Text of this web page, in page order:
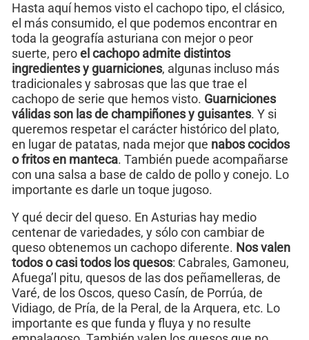
Hasta aquí hemos visto el cachopo tipo, el clásico,
el más consumido, el que podemos encontrar en
toda la geografía asturiana con mejor o peor
suerte, peroel cachopo admite distintos
ingredientes y guarniciones, algunas incluso más
tradicionales y sabrosas que las que trae el
cachopo de serie que hemos visto. Guarniciones
válidas son las de champiñones y guisantes. Y si
queremos respetar el carácter histórico del plato,
en lugar de patatas, nada mejor que nabos cocidos
o fritos en manteca. También puede acompañarse
con una salsa a base de caldo de pollo y conejo. Lo
importante es darle un toque jugoso.
Y qué decir del queso. En Asturias hay medio
centenar de variedades, y sólo con cambiar de
queso obtenemos un cachopo diferente. Nos valen
todos o casi todos los quesos: Cabrales, Gamoneu,
Afuega’l pitu, quesos de las dos peñamelleras, de
Varé, de los Oscos, queso Casín, de Porrúa, de
Vidiago, de Pría, de la Peral, de la Arquera, etc. Lo
importante es que funda y fluya y no resulte